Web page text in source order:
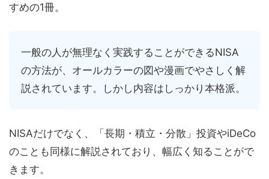
すめの1冊。
一般の人が無理なく実践することができるNISA
の方法が、オールカラーの図や漫画でやさしく解
説されています。しかし内容はしっかり本格派。
NISAだけでなく、「長期・積立・分散」投資やiDeCo
のことも同様に解説されており、幅広く知ることがで
きます。